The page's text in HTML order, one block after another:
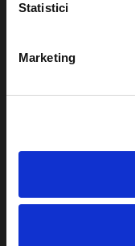
Statistici
Marketing
Sport
Cultura